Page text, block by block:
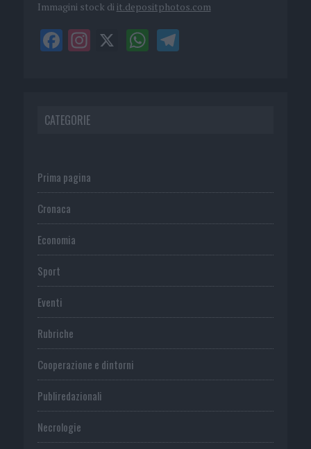
Immagini stock di it.depositphotos.com
CATEGORIE
Prima pagina
Cronaca
Economia
Sport
Eventi
Rubriche
Cooperazione e dintorni
Publiredazionali
Necrologie